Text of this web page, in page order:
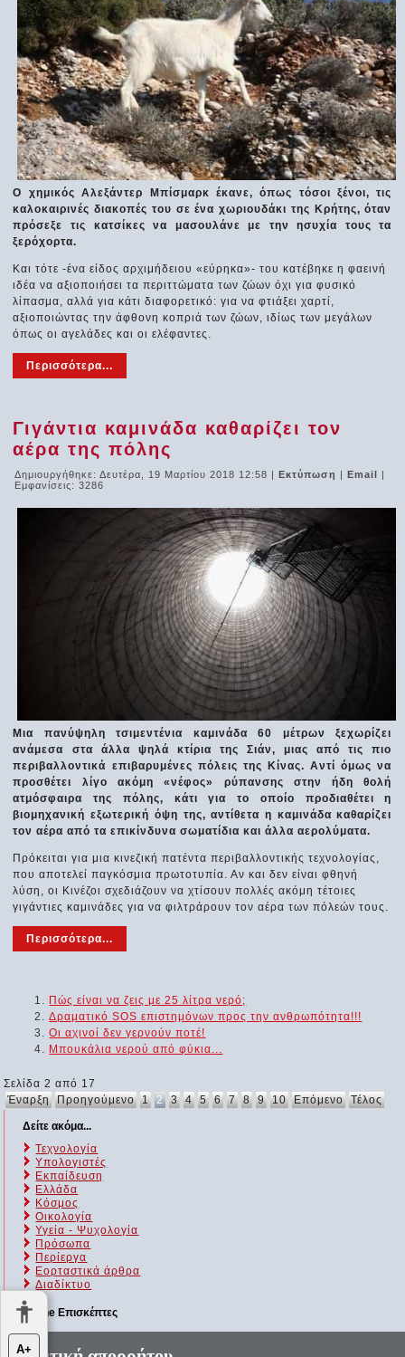
Ο χημικός Αλεξάντερ Μπίσμαρκ έκανε, όπως τόσοι ξένοι, τις
καλοκαιρινές διακοπές του σε ένα χωριουδάκι της Κρήτης, όταν
πρόσεξε τις κατσίκες να μασουλάνε με την ησυχία τους τα
ξερόχορτα.
Και τότε -ένα είδος αρχιμήδειου «εύρηκα»- του κατέβηκε η φαεινή
ιδέα να αξιοποιήσει τα περιττώματα των ζώων όχι για φυσικό
λίπασμα, αλλά για κάτι διαφορετικό: για να φτιάξει χαρτί,
αξιοποιώντας την άφθονη κοπριά των ζώων, ιδίως των μεγάλων
όπως οι αγελάδες και οι ελέφαντες.
Περισσότερα...
Γιγάντια καμινάδα καθαρίζει τον
αέρα της πόλης
Δημιουργήθηκε: Δευτέρα, 19 Μαρτίου 2018 12:58 |Εκτύπωση |Email |
Εμφανίσεις: 3286
Μια πανύψηλη τσιμεντένια καμινάδα 60 μέτρων ξεχωρίζει
ανάμεσα στα άλλα ψηλά κτίρια της Σιάν, μιας από τις πιο
περιβαλλοντικά επιβαρυμένες πόλεις της Κίνας. Αντί όμως να
προσθέτει λίγο ακόμη «νέφος» ρύπανσης στην ήδη θολή
ατμόσφαιρα της πόλης, κάτι για το οποίο προδιαθέτει η
βιομηχανική εξωτερική όψη της, αντίθετα η καμινάδα καθαρίζει
τον αέρα από τα επικίνδυνα σωματίδια και άλλα αερολύματα.
Πρόκειται για μια κινεζική πατέντα περιβαλλοντικής τεχνολογίας,
που αποτελεί παγκόσμια πρωτοτυπία. Αν και δεν είναι φθηνή
λύση, οι Κινέζοι σχεδιάζουν να χτίσουν πολλές ακόμη τέτοιες
γιγάντιες καμινάδες για να φιλτράρουν τον αέρα των πόλεών τους.
Περισσότερα...
Πώς είναι να ζεις με 25 λίτρα νερό;
Δραματικό SOS επιστημόνων προς την ανθρωπότητα!!!
Οι αχινοί δεν γερνούν ποτέ!
Μπουκάλια νερού από φύκια...
Σελίδα 2 από 17
Έναρξη Προηγούμενο 1 2 3 4 5 6 7 8 9 10 Επόμενο Τέλος
Δείτε ακόμα...
Τεχνολογία
Υπολογιστές
Εκπαίδευση
Ελλάδα
Κόσμος
Οικολογία
Υγεία - Ψυχολογία
Πρόσωπα
Περίεργα
Εορταστικά άρθρα
Διαδίκτυο
Online Επισκέπτες
Αυτήν τη στιγμή επισκέπτονται τον ιστότοπό μας 133 guests και
κανένα μέλος
Α+